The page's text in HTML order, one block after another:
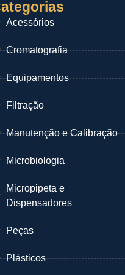
Acessórios
Cromatografia
Equipamentos
Filtração
Manutenção e Calibração
Microbiologia
Micropipeta e
Dispensadores
Peças
Plásticos